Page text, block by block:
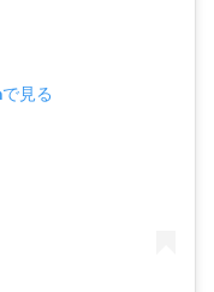
見る